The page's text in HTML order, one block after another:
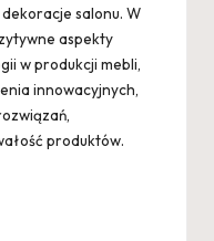
salonu. W
aspekty
w produkcji mebli,
innowacyjnych,
produktów.